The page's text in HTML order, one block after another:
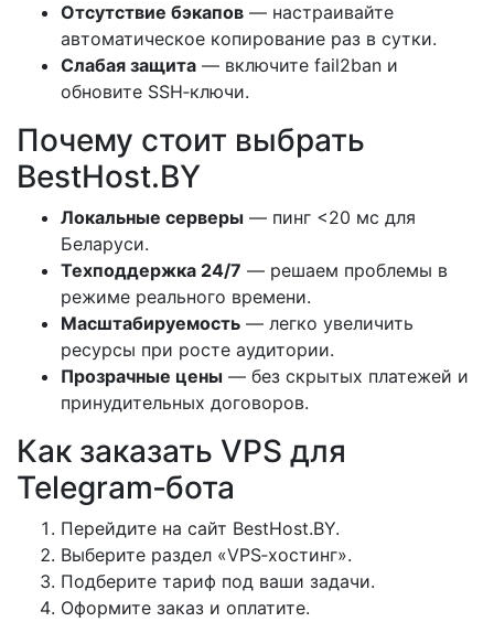
Отсутствие бэкапов — настраивайте
автоматическое копирование раз в сутки.
Слабая защита — включите fail2ban и
обновите SSH‑ключи.
Почему стоит выбрать
BestHost.BY
Локальные серверы — пинг <20 мс для
Беларуси.
Техподдержка 24/7 — решаем проблемы в
режиме реального времени.
Масштабируемость — легко увеличить
ресурсы при росте аудитории.
Прозрачные цены — без скрытых платежей и
принудительных договоров.
Как заказать VPS для
Telegram‑бота
Перейдите на сайт BestHost.BY.
Выберите раздел «VPS‑хостинг».
Подберите тариф под ваши задачи.
Оформите заказ и оплатите.